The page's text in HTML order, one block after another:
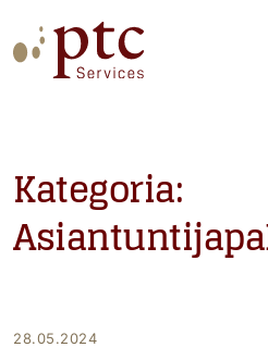
to
content
Kategoria:
28.05.2024